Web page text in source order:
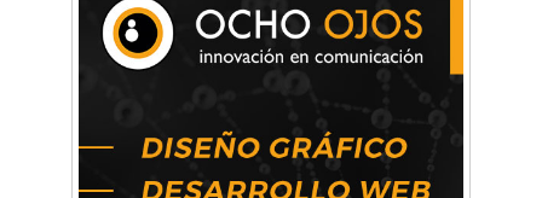
Arq. Horacio Alejandro Sánchez
Artística ApasionArte